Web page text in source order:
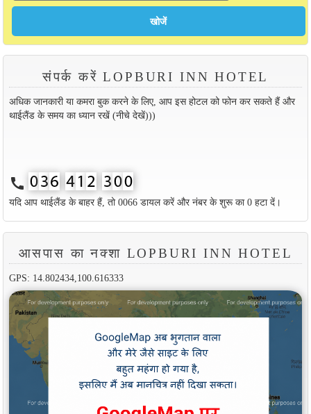
संपर्क करें LOPBURI INN HOTEL
अधिक जानकारी या कमरा बुक करने के लिए, आप इस होटल को फोन कर सकते हैं और
थाईलैंड के समय का ध्यान रखें (नीचे देखें)))
call
यदि आप थाईलैंड के बाहर हैं, तो 0066 डायल करें और नंबर के शुरू का 0 हटा दें।
आसपास का नक्शा LOPBURI INN HOTEL
GPS: 14.802434,100.616333